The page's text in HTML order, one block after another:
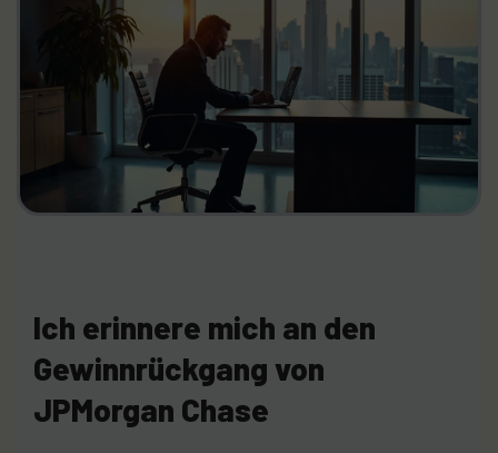
Ich erinnere mich an den
Gewinnrückgang von
JPMorgan Chase